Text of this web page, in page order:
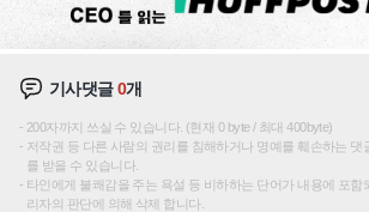
기사댓글0개
200자까지 쓰실 수 있습니다. (현재 0 byte / 최대 400byte)
저작권 등 다른 사람의 권리를 침해하거나 명예를 훼손하는 댓
를 받을 수 있습니다.
타인에게 불쾌감을 주는 욕설 등 비하하는 단어가 내용에 포함
리자의 판단에 의해 삭제 합니다.